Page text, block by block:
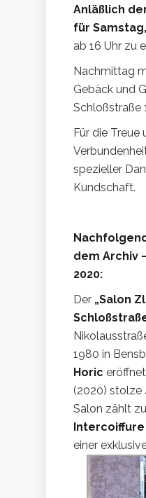
Anläßlich
für
ab 16 Uhr zu
Nachmittag
Gebäck und
Schloßstraße
Für die Treue
spezieller
Kundschaft.
dem Archiv
2020:
Der „Salon
1980 in
Horic
(2020) stolze
Salon zählt
einer ex